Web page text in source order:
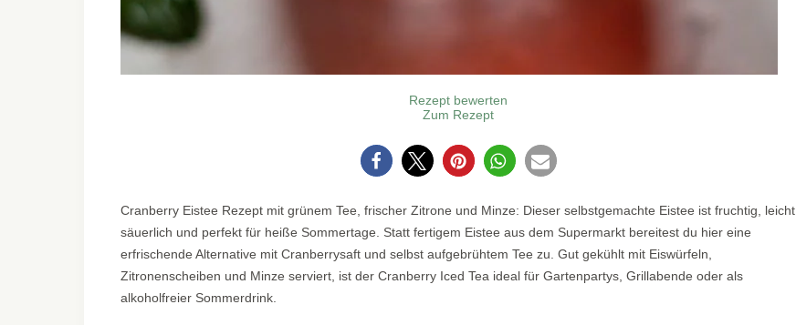
Zum Rezept
Rezept bewerten
0
Cranberry Eistee Rezept mit grünem Tee, frischer Zitrone und Minze: Dieser selbstgemachte Eistee ist fruchtig, leicht
säuerlich und perfekt für heiße Sommertage. Statt fertigem Eistee aus dem Supermarkt bereitest du hier eine
erfrischende Alternative mit Cranberrysaft und selbst aufgebrühtem Tee zu. Gut gekühlt mit Eiswürfeln,
Zitronenscheiben und Minze serviert, ist der Cranberry Iced Tea ideal für Gartenpartys, Grillabende oder als
alkoholfreier Sommerdrink.